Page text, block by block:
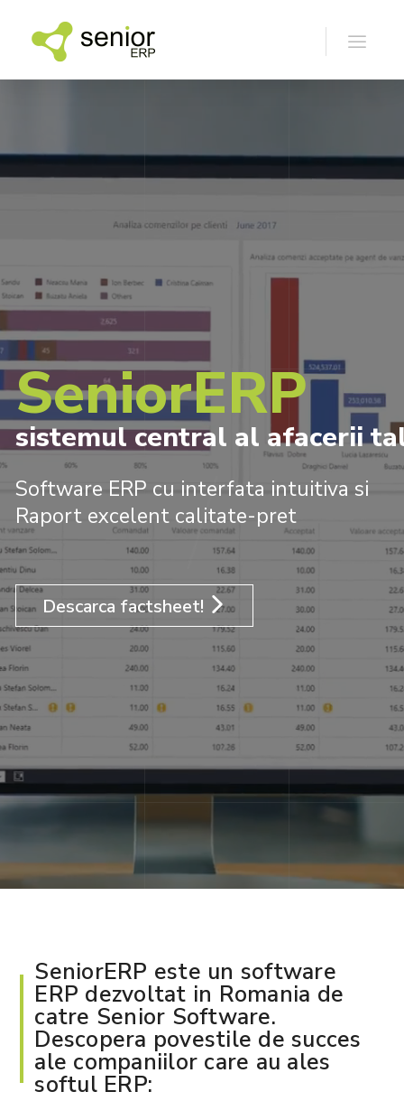
SeniorERP
sistemul central al afacerii
Software ERP cu interfata intuitiva si
Raport excelent calitate-pret
Descarca factsheet!
SeniorERP este un software
ERP dezvoltat in Romania de
catre Senior Software.
Descopera povestile de succes
ale companiilor care au ales
softul ERP: